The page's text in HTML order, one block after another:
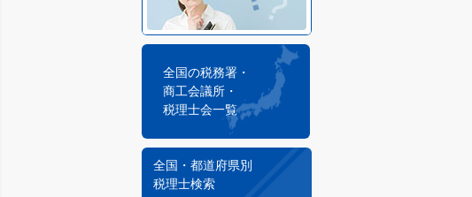
全国の税務署・
商工会議所・
税理士会一覧
全国・都道府県別
税理士検索